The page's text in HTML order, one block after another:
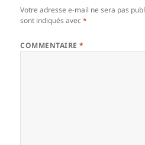
Votre adresse e-mail ne sera pas
sont indiqués avec*
COMMENTAIRE*